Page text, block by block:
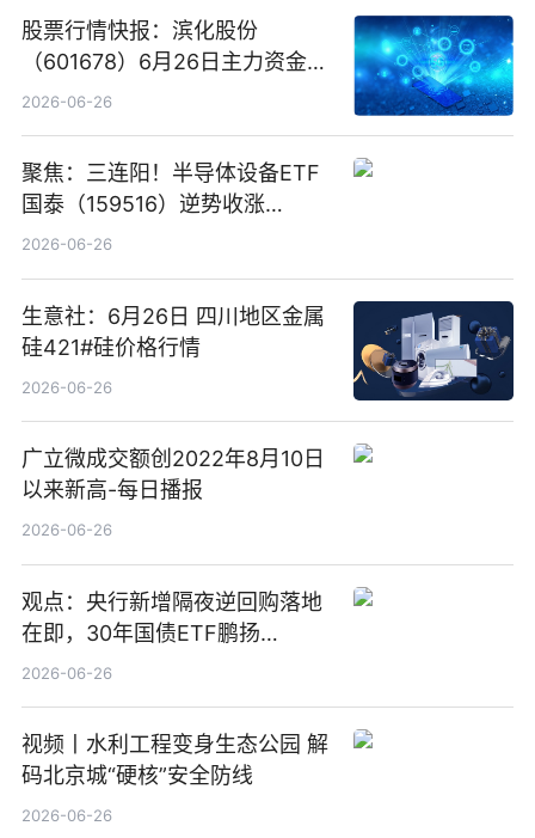
股票行情快报：滨化股份
（601678）6月26日主力资金净
卖出5964.34万元
2026-06-26
聚焦：三连阳！半导体设备ETF
国泰（159516）逆势收涨
3.5%，近10日累计净流入超65
2026-06-26
生意社：6月26日 四川地区金属
硅421#硅价格行情
2026-06-26
广立微成交额创2022年8月10日
以来新高-每日播报
2026-06-26
观点：央行新增隔夜逆回购落地
在即，30年国债ETF鹏扬
(511090) 盘中小幅上涨
2026-06-26
视频丨水利工程变身生态公园 解
码北京城“硬核”安全防线
2026-06-26